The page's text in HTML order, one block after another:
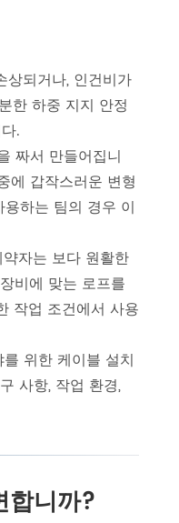
되거나, 인건비가
한 하중 지지 안정
.
짜서 만들어집니
에 갑작스러운 변형
하는 팀의 경우 이
자는 보다 원활한
비에 맞는 로프를
작업 조건에서 사용
위한 케이블 설치
사항, 작업 환경,
합니까?